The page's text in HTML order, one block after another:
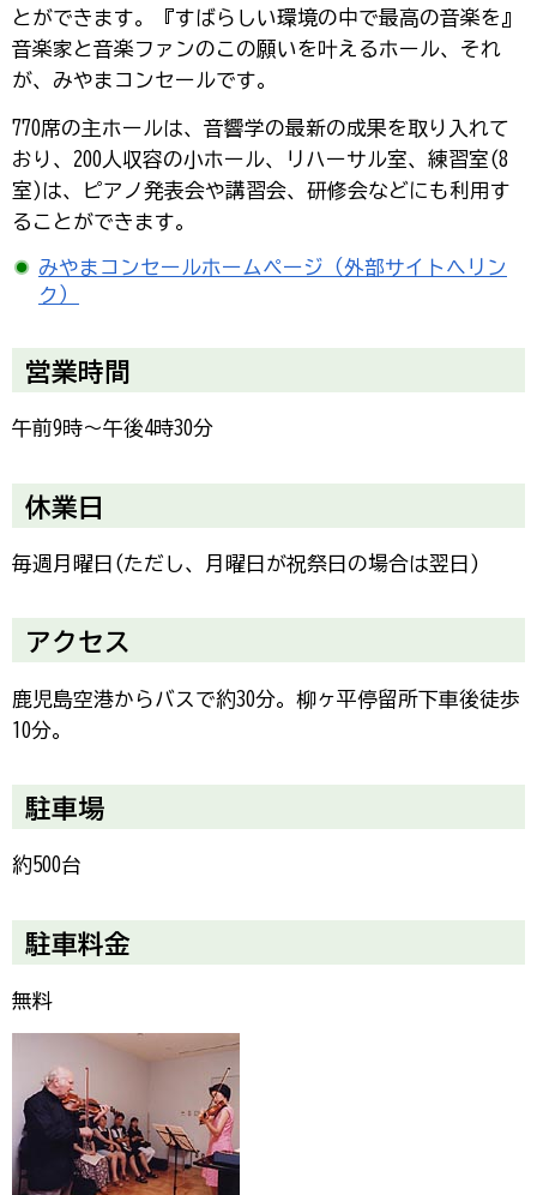
とができます。『すばらしい環境の中で最高の音楽を』
音楽家と音楽ファンのこの願いを叶えるホール、それ
が、みやまコンセールです。
770席の主ホールは、音響学の最新の成果を取り入れて
おり、200人収容の小ホール、リハーサル室、練習室(8
室)は、ピアノ発表会や講習会、研修会などにも利用す
ることができます。
みやまコンセールホームページ（外部サイトへリン
ク）
営業時間
午前9時～午後4時30分
休業日
毎週月曜日(ただし、月曜日が祝祭日の場合は翌日)
アクセス
鹿児島空港からバスで約30分。柳ヶ平停留所下車後徒歩
10分。
駐車場
約500台
駐車料金
無料